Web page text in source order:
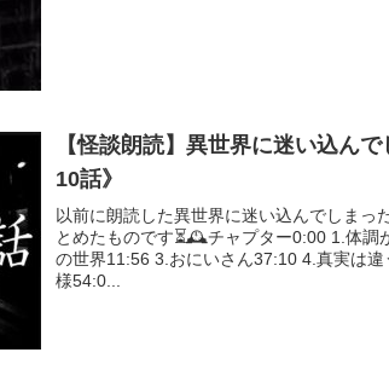
【怪談朗読】異世界に迷い込ん
10話》
以前に朗読した異世界に迷い込んでしまっ
とめたものです⏳🕰チャプター0:00 1.体調
の世界11:56 3.おにいさん37:10 4.真実は
様54:0...